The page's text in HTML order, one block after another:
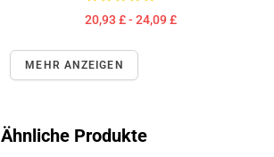
20,93 £ - 24,09 £
MEHR ANZEIGEN
Ähnliche Produkte